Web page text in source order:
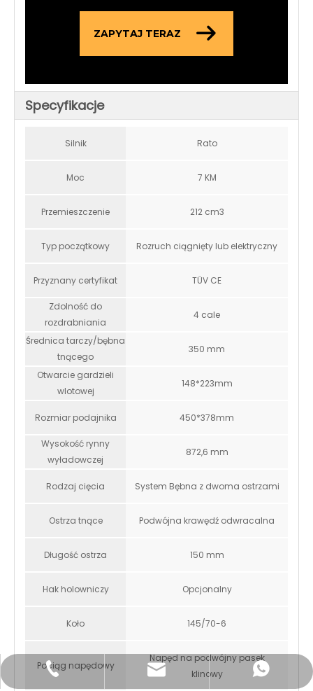
ZAPYTAJ TERAZ
Specyfikacje
Silnik Rato
Moc 7 KM
Przemieszczenie 212 cm3
Typ początkowy Rozruch ciągnięty lub elektryczny
Przyznany certyfikat TÜV CE
Zdolność do
rozdrabniania
4 cale
Średnica tarczy/bębna
tnącego
350 mm
Otwarcie gardzieli
wlotowej
148*223mm
Rozmiar podajnika 450*378mm
Wysokość rynny
wyładowczej
872,6 mm
Rodzaj cięcia System Bębna z dwoma ostrzami
Ostrza tnące Podwójna krawędź odwracalna
Długość ostrza 150 mm
Hak holowniczy Opcjonalny
Koło 145/70-6
Pociąg napędowy
Napęd na podwójny pasek
klinowy
+86-185-021-91333
info@k-maxpower.com
+8618502191333